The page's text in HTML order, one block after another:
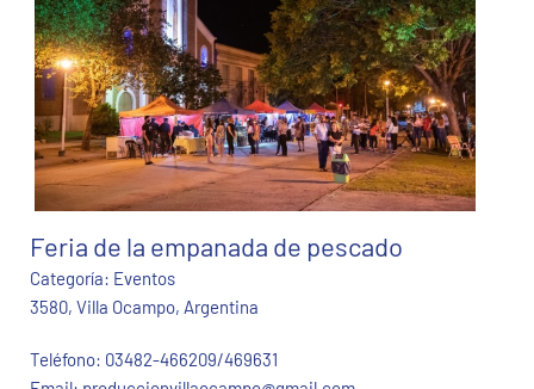
Feria de la empanada de pescado
Categoría: Eventos
3580, Villa Ocampo, Argentina
Teléfono: 03482-466209/469631